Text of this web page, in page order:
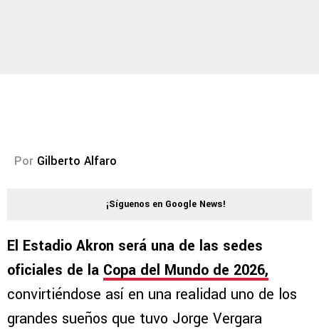
Por Gilberto Alfaro
¡Síguenos en Google News!
El Estadio Akron será una de las sedes
oficiales de la Copa del Mundo de 2026,
convirtiéndose así en una realidad uno de los
grandes sueños que tuvo Jorge Vergara